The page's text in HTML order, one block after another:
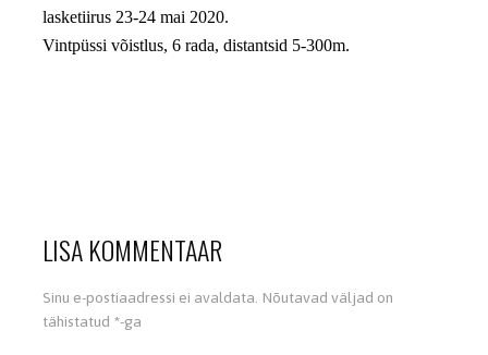
lasketiirus 23-24 mai 2020.
Vintpüssi võistlus, 6 rada, distantsid 5-300m.
LISA KOMMENTAAR
Sinu e-postiaadressi ei avaldata. Nõutavad väljad on
tähistatud *-ga